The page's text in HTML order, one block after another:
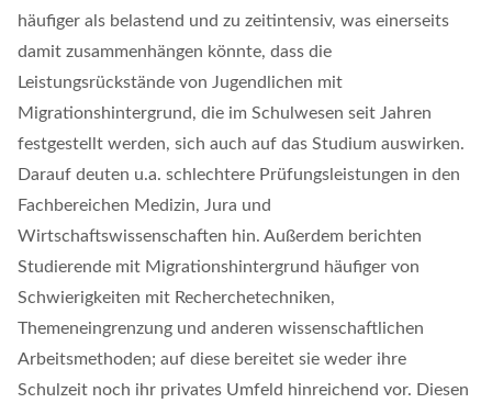
häufiger als belastend und zu zeitintensiv, was einerseits
damit zusammenhängen könnte, dass die
Leistungsrückstände von Jugendlichen mit
Migrationshintergrund, die im Schulwesen seit Jahren
festgestellt werden, sich auch auf das Studium auswirken.
Darauf deuten u.a. schlechtere Prüfungsleistungen in den
Fachbereichen Medizin, Jura und
Wirtschaftswissenschaften hin. Außerdem berichten
Studierende mit Migrationshintergrund häufiger von
Schwierigkeiten mit Recherchetechniken,
Themeneingrenzung und anderen wissenschaftlichen
Arbeitsmethoden; auf diese bereitet sie weder ihre
Schulzeit noch ihr privates Umfeld hinreichend vor. Diesen